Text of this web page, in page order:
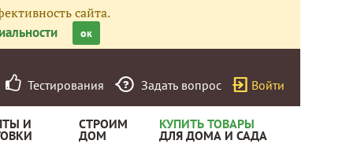
сайта.
ок
Тестирования Задать вопрос Войти
И СТРОИМ
ДОМ
КУПИТЬ ТОВАРЫ
ДЛЯ ДОМА И САДА